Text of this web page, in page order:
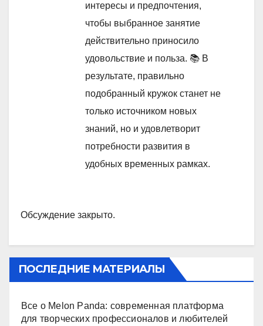
интересы и предпочтения,
чтобы выбранное занятие
действительно приносило
удовольствие и польза. 📚 В
результате, правильно
подобранный кружок станет не
только источником новых
знаний, но и удовлетворит
потребности развития в
удобных временных рамках.
Обсуждение закрыто.
ПОСЛЕДНИЕ МАТЕРИАЛЫ
Все о Melon Panda: современная платформа
для творческих профессионалов и любителей